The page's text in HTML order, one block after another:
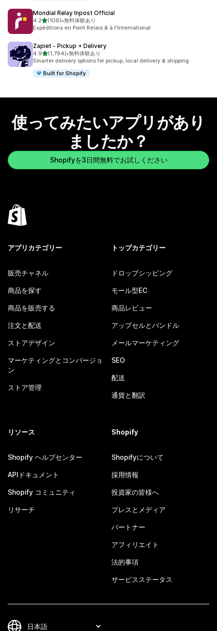
Mondial Relay Inpost Official
4.25つ星中
(106)
合計レビュー数：106件
•無料体験あり
Expéditions en Point Relais & à l'International
Zapiet ‑ Pickup + Delivery
4.95つ星中
(1,794)
合計レビュー数：1794件
•無料体験あり
Smarter delivery options for pickup, local delivery & shipping
Built for Shopify
使ってみたいアプリがあり
ましたか？
Shopifyを3日間無料でお試しください
アプリカテゴリー
販売チャネル
商品を探す
商品を販売する
注文と配送
ストアデザイン
マーケティングとコンバージョ
ン
ストア管理
トップカテゴリー
ドロップシッピング
モール型EC
商品レビュー
アップセルとバンドル
メールマーケティング
SEO
配送
通貨と翻訳
リソース
Shopify ヘルプセンター
APIドキュメント
Shopify コミュニティ
リサーチ
Shopify
Shopifyについて
採用情報
投資家の皆様へ
プレスとメディア
パートナー
アフィリエイト
法的事項
サービスステータス